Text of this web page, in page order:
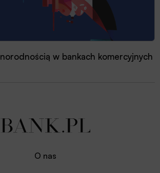
w bankach komercyjnych
O nas